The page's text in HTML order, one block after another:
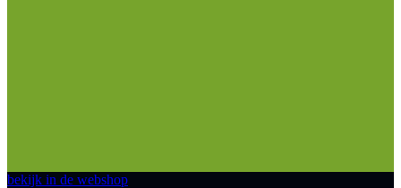
bekijk in de webshop